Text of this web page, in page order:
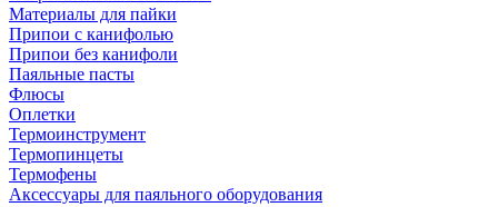
Материалы для пайки
Припои с канифолью
Припои без канифоли
Паяльные пасты
Флюсы
Оплетки
Термоинструмент
Термопинцеты
Термофены
Аксессуары для паяльного оборудования